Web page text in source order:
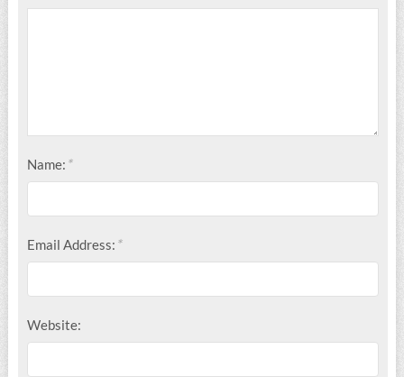
Name: *
Email Address: *
Website: